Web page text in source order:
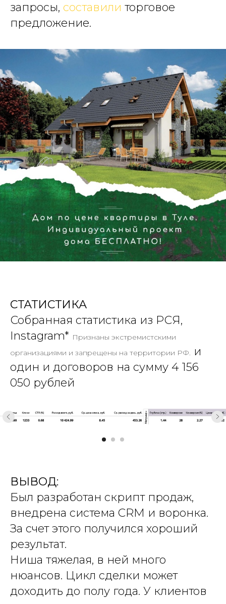
запросы, составили торговое
предложение.
СТАТИСТИКА
Собранная статистика из РСЯ,
Instagram* Признаны экстремистскими
организациями и запрещены на территории РФ. и
один и договоров на сумму 4 156
050 рублей
ВЫВОД:
Был разработан скрипт продаж,
внедрена система CRM и воронка.
За счет этого получился хороший
результат.
Ниша тяжелая, в ней много
нюансов. Цикл сделки может
доходить до полу года. У клиентов